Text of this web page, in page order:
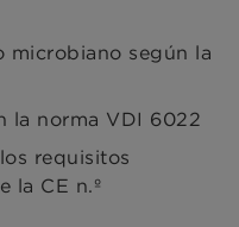
microbiano según la
la norma VDI 6022
requisitos
la CE n.º